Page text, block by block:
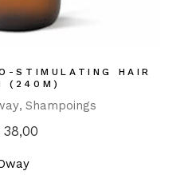
STIMULATING HAIR
(240M)
Shampoings